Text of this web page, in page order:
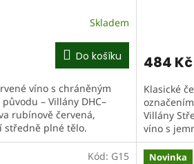
Skladem
Do košíku
víno s chráněným
– Villány DHC–
rubínově červená,
středně plné tělo.
višněmi a
484 Kč
Klasické
Villány
víno s
pozadí.
Kód: G15 Novinka